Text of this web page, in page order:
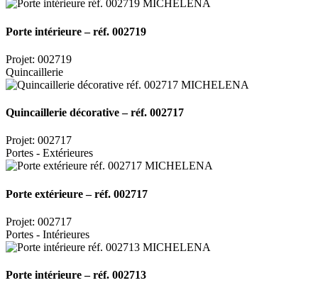
Porte intérieure – réf. 002719
Projet: 002719
Quincaillerie
Quincaillerie décorative – réf. 002717
Projet: 002717
Portes - Extérieures
Porte extérieure – réf. 002717
Projet: 002717
Portes - Intérieures
Porte intérieure – réf. 002713